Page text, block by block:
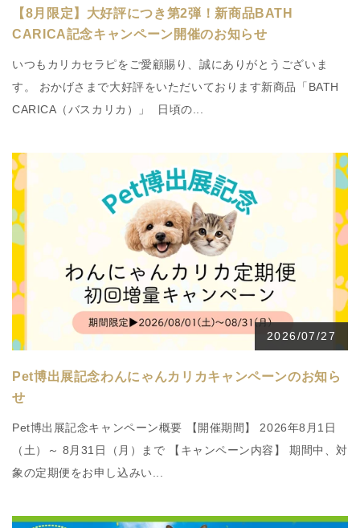
【8月限定】大好評につき第2弾！新商品BATH
CARICA記念キャンペーン開催のお知らせ
いつもカリカセラピをご愛顧賜り、誠にありがとうございま
す。 おかげさまで大好評をいただいております新商品「BATH
CARICA（バスカリカ）」 日頃の...
2026/07/27
Pet博出展記念わんにゃんカリカキャンペーンのお知ら
せ
Pet博出展記念キャンペーン概要 【開催期間】 2026年8月1日
（土）～ 8月31日（月）まで 【キャンペーン内容】 期間中、対
象の定期便をお申し込みい...